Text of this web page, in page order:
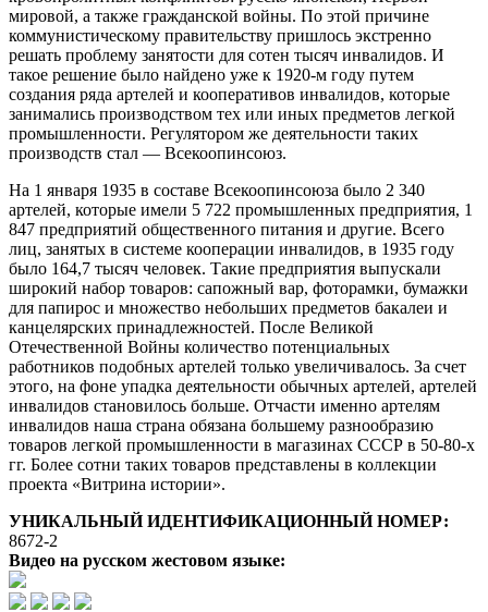
мировой, а также гражданской войны. По этой причине
коммунистическому правительству пришлось экстренно
решать проблему занятости для сотен тысяч инвалидов. И
такое решение было найдено уже к 1920-м году путем
создания ряда артелей и кооперативов инвалидов, которые
занимались производством тех или иных предметов легкой
промышленности. Регулятором же деятельности таких
производств стал — Всекоопинсоюз.
На 1 января 1935 в составе Всекоопинсоюза было 2 340
артелей, которые имели 5 722 промышленных предприятия, 1
847 предприятий общественного питания и другие. Всего
лиц, занятых в системе кооперации инвалидов, в 1935 году
было 164,7 тысяч человек. Такие предприятия выпускали
широкий набор товаров: сапожный вар, фоторамки, бумажки
для папирос и множество небольших предметов бакалеи и
канцелярских принадлежностей. После Великой
Отечественной Войны количество потенциальных
работников подобных артелей только увеличивалось. За счет
этого, на фоне упадка деятельности обычных артелей, артелей
инвалидов становилось больше. Отчасти именно артелям
инвалидов наша страна обязана большему разнообразию
товаров легкой промышленности в магазинах СССР в 50-80-х
гг. Более сотни таких товаров представлены в коллекции
проекта «Витрина истории».
УНИКАЛЬНЫЙ ИДЕНТИФИКАЦИОННЫЙ НОМЕР:
8672-2
Видео на русском жестовом языке: